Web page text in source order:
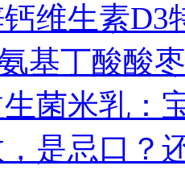
钙维生素
基丁酸酸
菌米乳：
是忌口？